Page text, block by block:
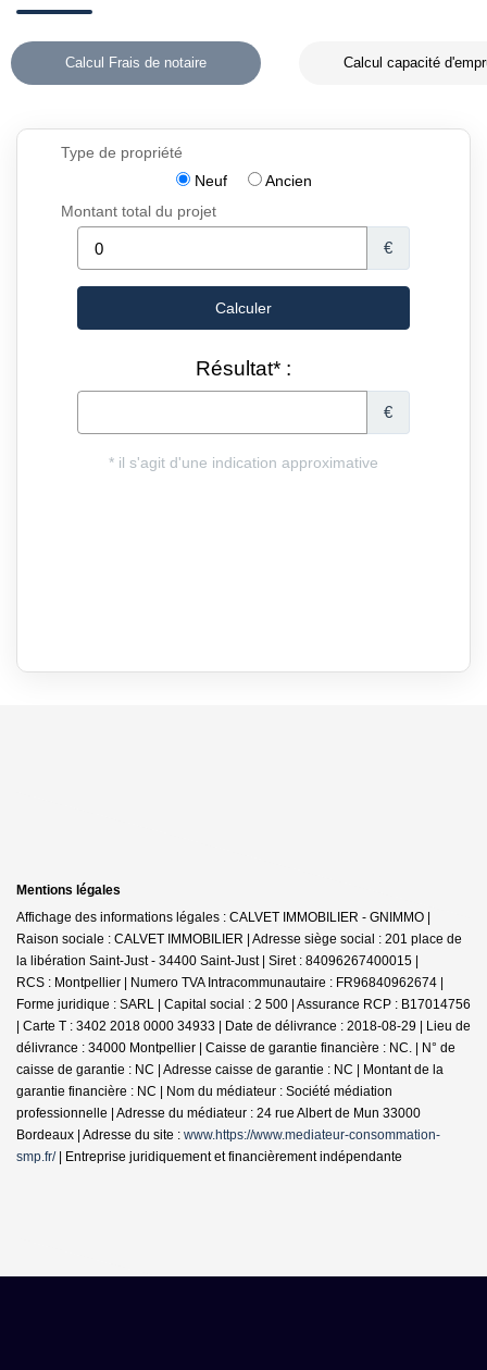
Calcul Frais de notaire Calcul capacité
Mentions légales
Affichage des informations légales : CALVET IMMOBILIER - GNIMMO |
Raison sociale : CALVET IMMOBILIER | Adresse siège social : 201 place de
la libération Saint-Just - 34400 Saint-Just | Siret : 84096267400015 |
RCS : Montpellier | Numero TVA Intracommunautaire : FR96840962674 |
Forme juridique : SARL | Capital social : 2 500 | Assurance RCP : B17014756
| Carte T : 3402 2018 0000 34933 | Date de délivrance : 2018-08-29 | Lieu de
délivrance : 34000 Montpellier | Caisse de garantie financière : NC. | N° de
caisse de garantie : NC | Adresse caisse de garantie : NC | Montant de la
garantie financière : NC | Nom du médiateur : Société médiation
professionnelle | Adresse du médiateur : 24 rue Albert de Mun 33000
Bordeaux | Adresse du site : www.https://www.mediateur-consommation-
smp.fr/| Entreprise juridiquement et financièrement indépendante